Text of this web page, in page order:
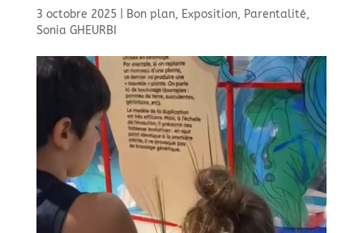
3 octobre 2025| Bon plan, Exposition, Parentalité,
Sonia GHEURBI